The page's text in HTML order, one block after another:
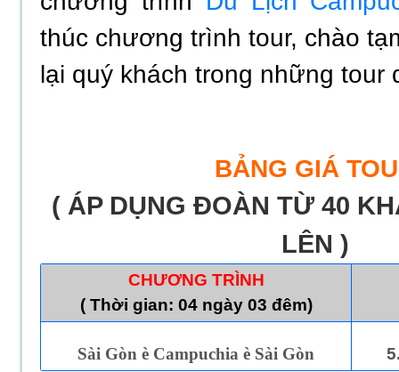
thúc chương trình tour, chào
lại quý khách trong những tour
BẢNG GIÁ
( ÁP DỤNG ĐOÀN TỪ 40
LÊN )
CHƯƠNG TRÌNH
( Thời gian: 04 ngày 03 đêm)
Sài Gòn è Campuchia è Sài Gòn